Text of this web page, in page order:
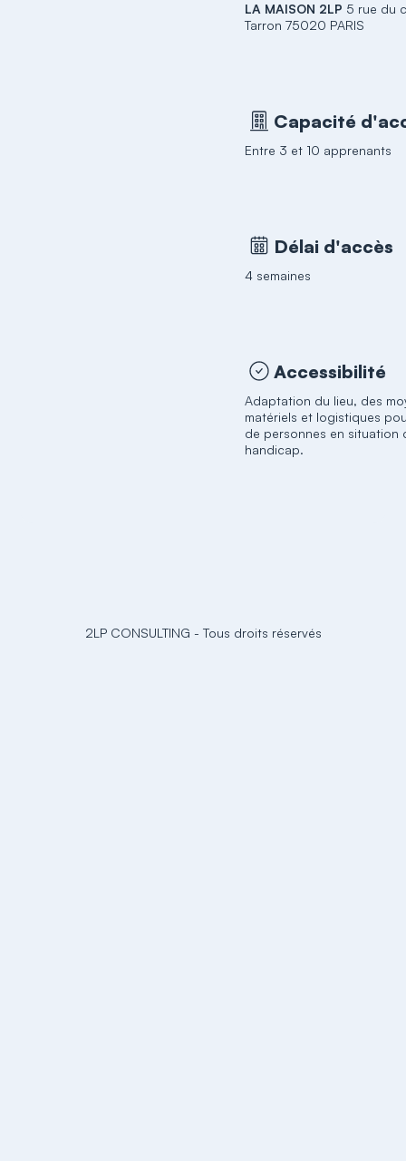
LA MAISON 2LP 5 rue du
Tarron 75020 PARIS
Capacité
Entre 3 et 10 apprenants
Délai d'accès
4 semaines
Accessibilité
Adaptation du lieu, des
matériels et logistiques
de personnes en situation
handicap.
2LP CONSULTING - Tous droits réservés